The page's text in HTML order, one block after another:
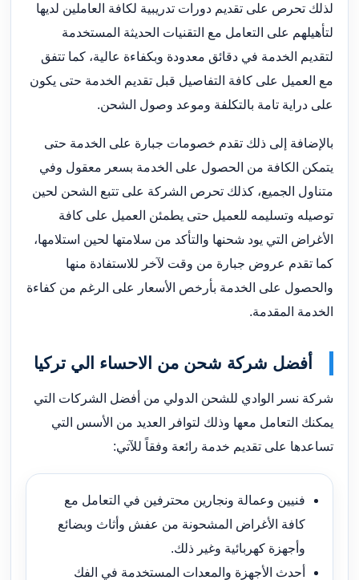
لذلك تحرص على تقديم دورات تدريبية لكافة العاملين لديها
لتأهيلهم على التعامل مع التقنيات الحديثة المستخدمة
لتقديم الخدمة في دقائق معدودة وبكفاءة عالية، كما تتفق
مع العميل على كافة التفاصيل قبل تقديم الخدمة حتى يكون
على دراية تامة بالتكلفة وموعد وصول الشحن.
بالإضافة إلى ذلك تقدم خصومات جبارة على الخدمة حتى
يتمكن الكافة من الحصول على الخدمة بسعر معقول وفي
متناول الجميع، كذلك تحرص الشركة على تتبع الشحن لحين
توصيله وتسليمه للعميل حتى يطمئن العميل على كافة
الأغراض التي يود شحنها والتأكد من سلامتها لحين استلامها،
كما تقدم عروض جبارة من وقت لآخر للاستفادة منها
والحصول على الخدمة بأرخص الأسعار على الرغم من كفاءة
الخدمة المقدمة.
أفضل شركة شحن من الاحساء الي تركيا
شركة نسر الوادي للشحن الدولي من أفضل الشركات التي
يمكنك التعامل معها وذلك لتوافر العديد من الأسس التي
تساعدها على تقديم خدمة رائعة وفقاً للآتي:
فنيين وعمالة ونجارين محترفين في التعامل مع
كافة الأغراض المشحونة من عفش وأثاث وبضائع
وأجهزة كهربائية وغير ذلك.
أحدث الأجهزة والمعدات المستخدمة في الفك